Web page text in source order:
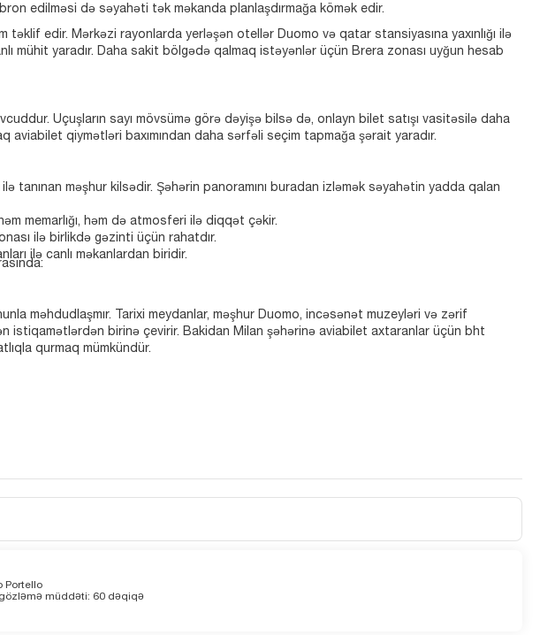
məhdudlaşmır. Tarixi meydanlar, məşhur Duomo, incəsənət muzeyləri və zərif
istiqamətlərdən birinə çevirir. Bakidan Milan şəhərinə aviabilet axtaranlar üçün bht
qurmaq mümkündür.
ilə tanınan məşhur kilsədir. Şəhərin panoramını buradan izləmək səyahətin yadda qalan
memarlığı, həm də atmosferi ilə diqqət çəkir.
ilə birlikdə gəzinti üçün rahatdır.
ilə canlı məkanlardan biridir.
Uçuşların sayı mövsümə görə dəyişə bilsə də, onlayn bilet satışı vasitəsilə daha
aviabilet qiymətləri baxımından daha sərfəli seçim tapmağa şərait yaradır.
edir. Mərkəzi rayonlarda yerləşən otellər Duomo və qatar stansiyasına yaxınlığı ilə
mühit yaradır. Daha sakit bölgədə qalmaq istəyənlər üçün Brera zonası uyğun hesab
edilməsi də səyahəti tək məkanda planlaşdırmağa kömək edir.
Portello
müddəti: 60 dəqiqə